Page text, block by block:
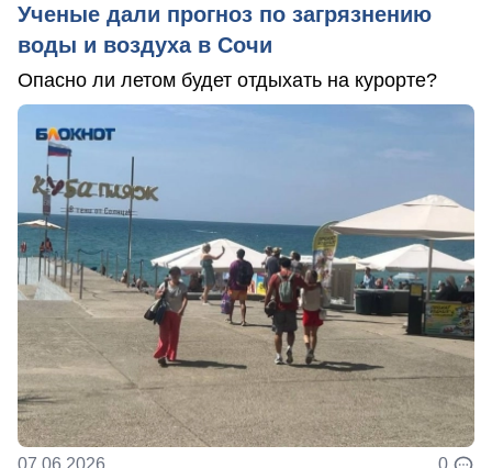
Ученые дали прогноз по загрязнению
воды и воздуха в Сочи
Опасно ли летом будет отдыхать на курорте?
07.06.2026 0